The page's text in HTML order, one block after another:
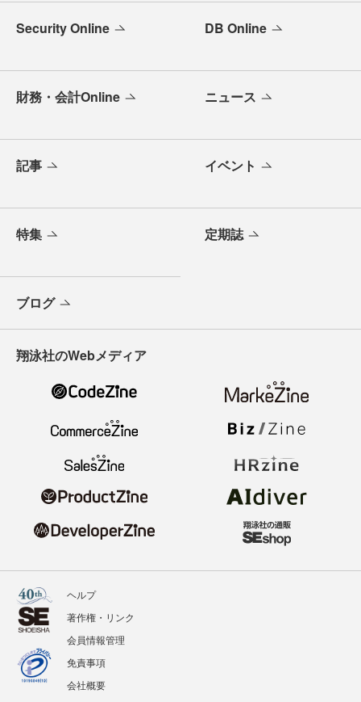
Security Online DB Online
財務・会計Online ニュース
記事 イベント
特集 定期誌
ブログ
翔泳社のWebメディア
ヘルプ
著作権・リンク
会員情報管理
免責事項
会社概要